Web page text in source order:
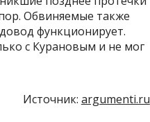
Обвиняемые также
функционирует.
с Курановым и не мог
Источник: argumenti.ru